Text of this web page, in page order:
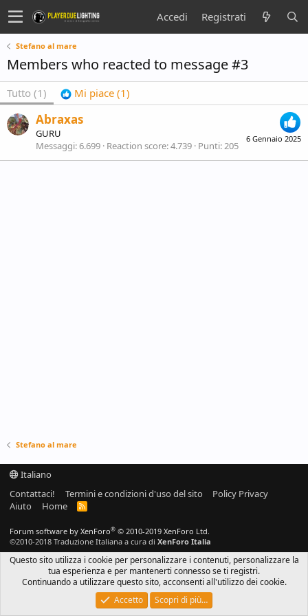
Accedi Registrati
Stefano al mare
Members who reacted to message #3
Tutto (1) Mi piace (1)
6 Gennaio 2025
Abraxas
GURU
Messaggi 6.699 Reaction score 4.739 Punti 205
Stefano al mare
Italiano
Contattaci!
Termini e condizioni d'uso del sito
Policy Privacy
Aiuto
Home
R
Forum software by XenForo® © 2010-2019 XenForo Ltd.
©2010-2018 Traduzione Italiana a cura di XenForo Italia
Questo sito utilizza i cookie per personalizzare i contenuti, personalizzare la
tua esperienza e per mantenerti connesso se ti registri.
Continuando a utilizzare questo sito, acconsenti all'utilizzo dei cookie.
Accetto
Scopri di più…